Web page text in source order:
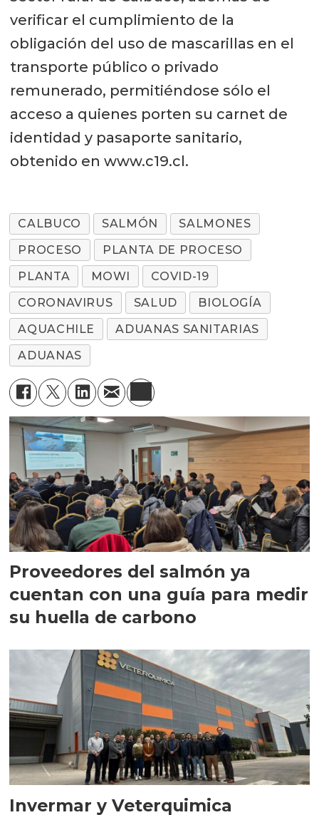
verificar el cumplimiento de la
obligación del uso de mascarillas en el
transporte público o privado
remunerado, permitiéndose sólo el
acceso a quienes porten su carnet de
identidad y pasaporte sanitario,
obtenido en www.c19.cl.
CALBUCO SALMÓN
SALMONES
PROCESO
PLANTA DE PROCESO
PLANTA
MOWI
COVID-19
CORONAVIRUS
SALUD
BIOLOGÍA
AQUACHILE
ADUANAS SANITARIAS
ADUANAS
Proveedores del salmón ya
cuentan con una guía para medir
su huella de carbono
Invermar y Veterquimica